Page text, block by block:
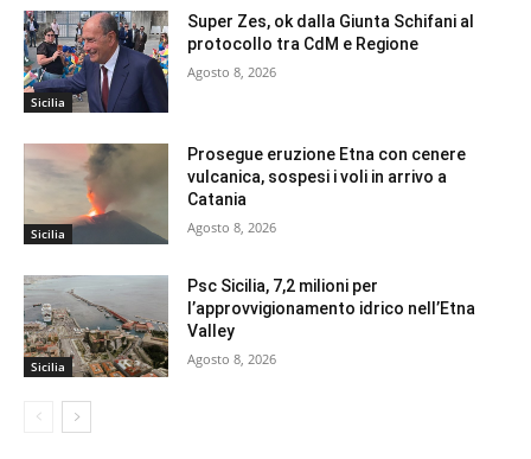
Sicilia
Super Zes, ok dalla Giunta Schifani al
protocollo tra CdM e Regione
Agosto 8, 2026
Sicilia
Prosegue eruzione Etna con cenere
vulcanica, sospesi i voli in arrivo a
Catania
Agosto 8, 2026
Sicilia
Psc Sicilia, 7,2 milioni per
l’approvvigionamento idrico nell’Etna
Valley
Agosto 8, 2026